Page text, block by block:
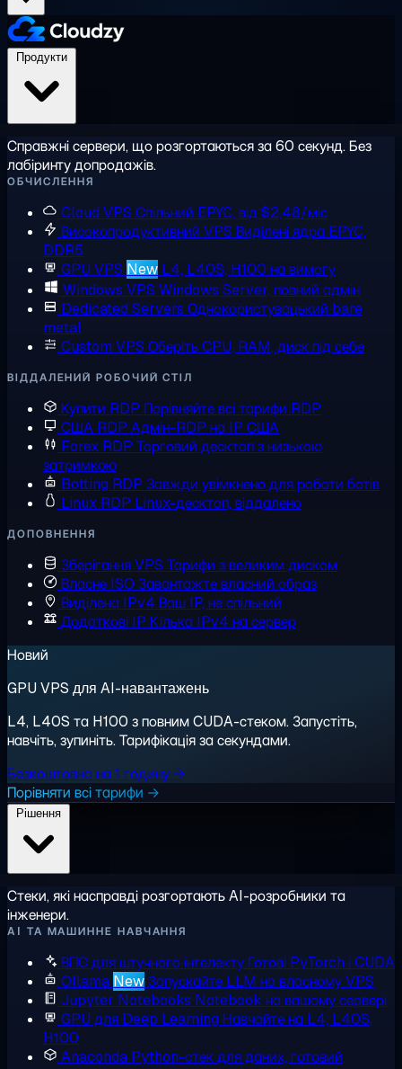
Справжні сервери, що розгортаються за 60 секунд. Без
лабіринту допродажів.
ОБЧИСЛЕННЯ
Cloud VPS Спільний EPYC, від $2,48/міс
Високопродуктивний VPS Виділені ядра EPYC,
DDR5
GPU VPS New L4, L40S, H100 на вимогу
Windows VPS Windows Server, повний адмін
Dedicated Servers Однокористувацький bare
metal
Custom VPS Оберіть CPU, RAM, диск під себе
ВІДДАЛЕНИЙ РОБОЧИЙ СТІЛ
Купити RDP Порівняйте всі тарифи RDP
США RDP Адмін-RDP на IP США
Forex RDP Торговий десктоп з низькою
затримкою
Botting RDP Завжди увімкнено для роботи ботів
Linux RDP Linux-десктоп, віддалено
ДОПОВНЕННЯ
Зберігання VPS Тарифи з великим диском
Власне ISO Завантажте власний образ
Виділена IPv4 Ваш IP, не спільний
Додаткові IP Кілька IPv4 на сервер
Новий
GPU VPS для AI-навантажень
L4, L40S та H100 з повним CUDA-стеком. Запустіть,
навчіть, зупиніть. Тарифікація за секундами.
Безкоштовно на 1 годину →
Порівняти всі тарифи →
Стеки, які насправді розгортають AI-розробники та
інженери.
AI ТА МАШИННЕ НАВЧАННЯ
ВПС для штучного інтелектуГотові PyTorch і CUDA
Ollama NewЗапускайте LLM на власному VPS
Jupyter Notebooks Notebook на вашому сервері
GPU для Deep Learning Навчайте на L4, L40S,
H100
Anaconda Python-стек для даних, готовий